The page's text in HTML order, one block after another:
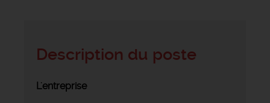
Description du poste
L'entreprise